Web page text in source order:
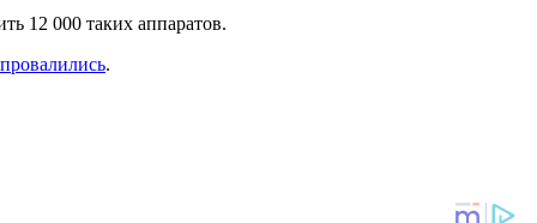
12 000 таких аппаратов.
.